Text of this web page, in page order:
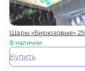
Шары «Бирюзовые» 25
В наличии
Купить